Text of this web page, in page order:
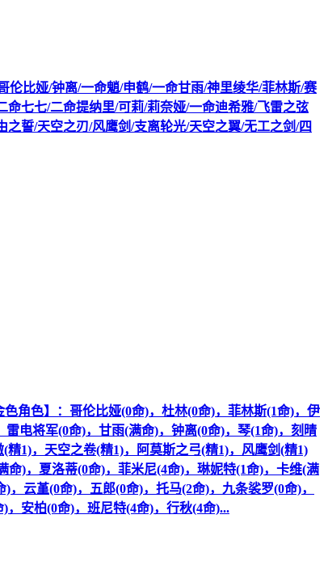
伦比娅/钟离/一命魈/申鹤/一命甘雨/神里绫华/菲林斯/赛
七七/二命提纳里/可莉/莉奈娅/一命迪希雅/飞雷之弦
誓/天空之刃/风鹰剑/支离轮光/天空之翼/无工之剑/四
角色】：哥伦比娅(0命)，杜林(0命)，菲林斯(1命)，伊
电将军(0命)，甘雨(满命)，钟离(0命)，琴(1命)，刻晴
1)，天空之卷(精1)，阿莫斯之弓(精1)，风鹰剑(精1)
命)，夏洛蒂(0命)，菲米尼(4命)，琳妮特(1命)，卡维(满
云堇(0命)，五郎(0命)，托马(2命)，九条裟罗(0命)，
安柏(0命)，班尼特(4命)，行秋(4命)...